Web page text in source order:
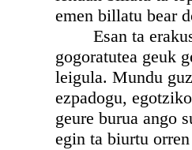
emen billatu bear
Esan ta erakusi
gogoratutea geuk
leigula. Mundu
ezpadogu,
geure burua ango
egin ta biurtu